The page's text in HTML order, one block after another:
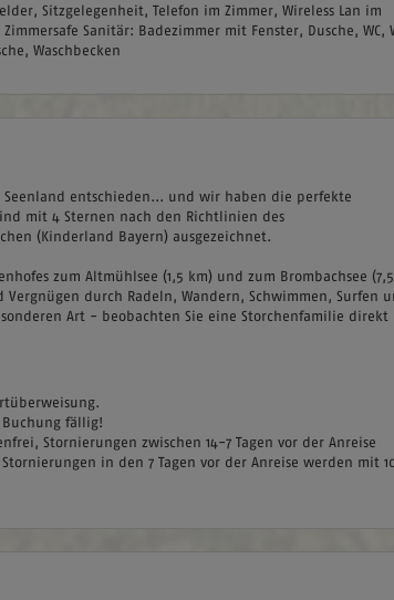
Sitzgelegenheit, Telefon im Zimmer, Wireless Lan im
Sanitär: Badezimmer mit Fenster, Dusche, WC,
Waschbecken
entschieden... und wir haben die perfekte
mit 4 Sternen nach den Richtlinien des
(Kinderland Bayern) ausgezeichnet.
zum Altmühlsee (1,5 km) und zum Brombachsee
durch Radeln, Wandern, Schwimmen, Surfen
Art - beobachten Sie eine Storchenfamilie direkt
Buchung fällig!
Stornierungen zwischen 14-7 Tagen vor der Anreise
in den 7 Tagen vor der Anreise werden mit